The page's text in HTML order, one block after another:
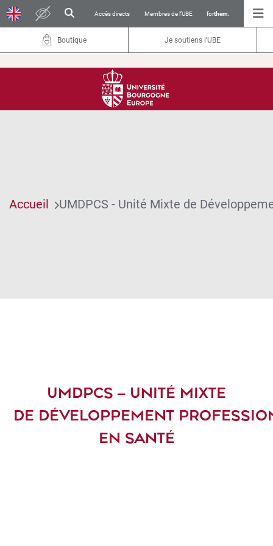
Accès directs Membres de l’UBE forthem.
Boutique Je soutiens l’UBE
Accueil UMDPCS - Unité Mixte de
UMDPCS – UNITÉ MIXTE
DE DÉVELOPPEMENT
EN SANTÉ